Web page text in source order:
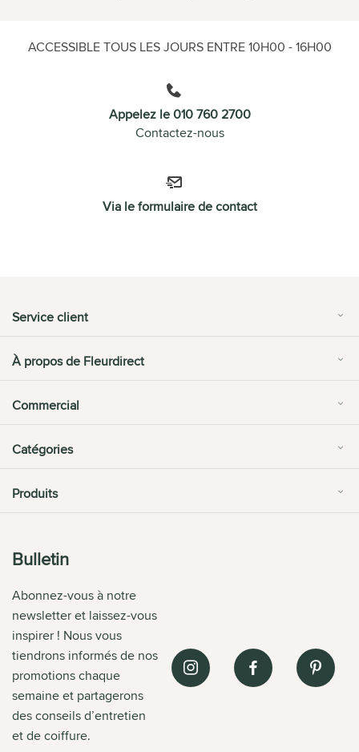
ACCESSIBLE TOUS LES JOURS ENTRE 10H00 - 16H00
Appelez le 010 760 2700
Contactez-nous
Via le formulaire de contact
Service client
À propos de Fleurdirect
Commercial
Catégories
Produits
Bulletin
Abonnez-vous à notre
newsletter et laissez-vous
inspirer ! Nous vous
tiendrons informés de nos
promotions chaque
semaine et partagerons
des conseils d’entretien
et de coiffure.